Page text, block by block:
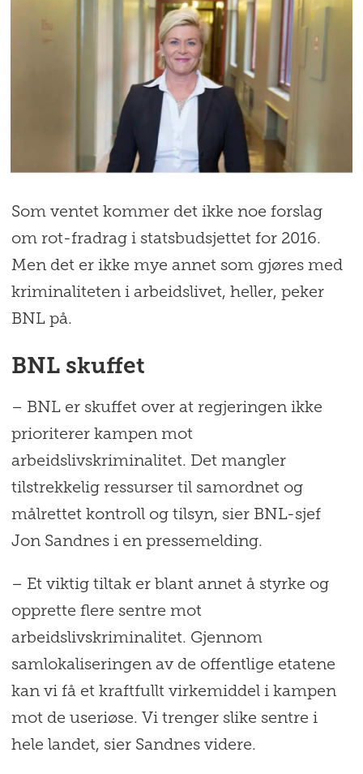
Som ventet kommer det ikke noe forslag
om rot-fradrag i statsbudsjettet for 2016.
Men det er ikke mye annet som gjøres med
kriminaliteten i arbeidslivet, heller, peker
BNL på.
BNL skuffet
– BNL er skuffet over at regjeringen ikke
prioriterer kampen mot
arbeidslivskriminalitet. Det mangler
tilstrekkelig ressurser til samordnet og
målrettet kontroll og tilsyn, sier BNL-sjef
Jon Sandnes i en pressemelding.
– Et viktig tiltak er blant annet å styrke og
opprette flere sentre mot
arbeidslivskriminalitet. Gjennom
samlokaliseringen av de offentlige etatene
kan vi få et kraftfullt virkemiddel i kampen
mot de useriøse. Vi trenger slike sentre i
hele landet, sier Sandnes videre.